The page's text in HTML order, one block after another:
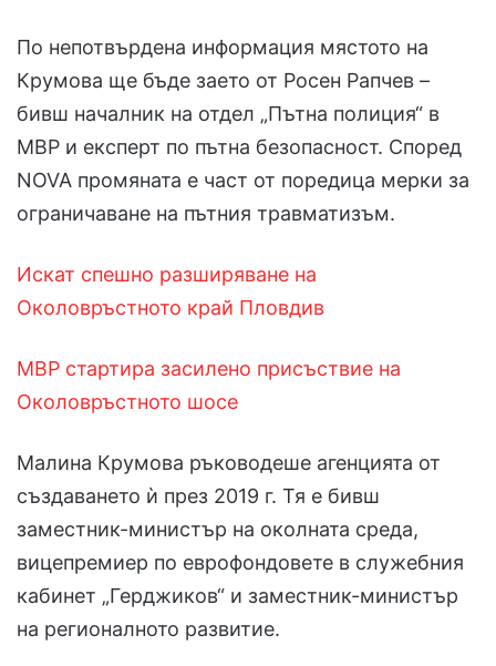
По непотвърдена информация мястото на
Крумова ще бъде заето от Росен Рапчев –
бивш началник на отдел „Пътна полиция“ в
МВР и експерт по пътна безопасност. Според
NOVA промяната е част от поредица мерки за
ограничаване на пътния травматизъм.
Искат спешно разширяване на
Околовръстното край Пловдив
МВР стартира засилено присъствие на
Околовръстното шосе
Малина Крумова ръководеше агенцията от
създаването ѝ през 2019 г. Тя е бивш
заместник-министър на околната среда,
вицепремиер по еврофондовете в служебния
кабинет „Герджиков“ и заместник-министър
на регионалното развитие.